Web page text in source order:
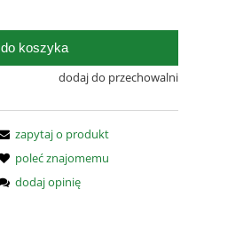
do koszyka
dodaj do przechowalni
zapytaj o produkt
poleć znajomemu
dodaj opinię